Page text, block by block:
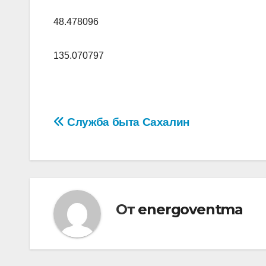
48.478096
135.070797
Навигация
Служба быта Сахалин
От energoventma